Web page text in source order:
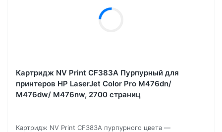
Картридж NV Print CF383A Пурпурный для
принтеров HP LaserJet Color Pro M476dn/
M476dw/ M476nw, 2700 страниц
Картридж NV Print CF383A пурпурного цвета —